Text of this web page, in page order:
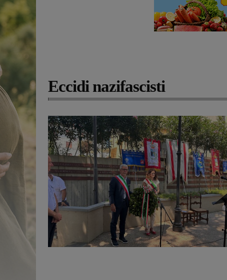
Eccidi nazifascisti